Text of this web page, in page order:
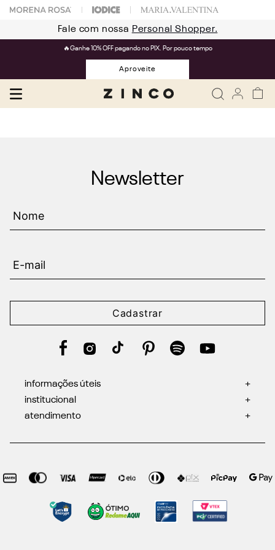
Fale com nossa Personal Shopper.
🔥Ganhe 10% OFF pagando no PIX. Por pouco tempo
Aproveite
Newsletter
Cadastrar
informações úteis
+
institucional
+
atendimento
+